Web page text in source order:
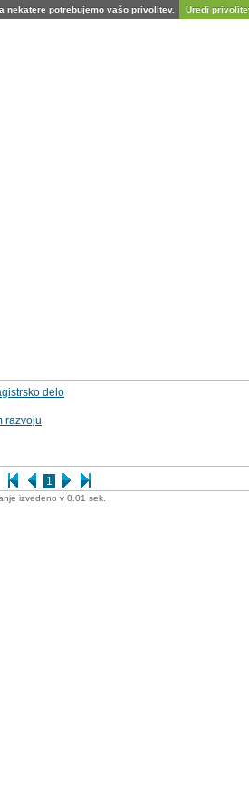
nekatere potrebujemo vašo privolitev. Uredi
1
delo
razvoju
izvedeno v 0.01 sek.